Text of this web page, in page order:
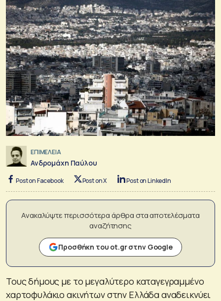
ΕΠΙΜΕΛΕΙΑ
Ανδρομάχη Παύλου
Post on Facebook Post on X Post on LinkedIn
Ανακαλύψτε περισσότερα άρθρα στα αποτελέσματα
αναζήτησης
Προσθήκη του ot.gr στην Google
Τους δήμους με το μεγαλύτερο καταγεγραμμένο
χαρτοφυλάκιο ακινήτων στην Ελλάδα αναδεικνύει